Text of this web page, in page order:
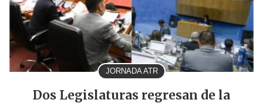
JORNADA ATR
Dos Legislaturas regresan de la